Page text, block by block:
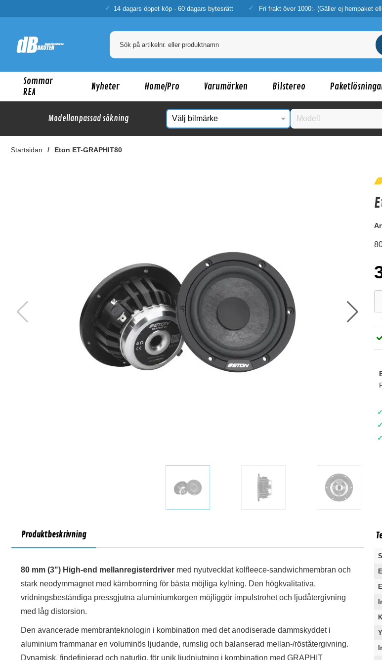
14 dagars öppet köp - 60 dagars bytesrätt Fri frakt över 1000:- (Gäller ej hempaket
Sommar
REA
Nyheter Home/Pro Varumärken Bilstereo
Modellanpassad sökning
Startsidan Eton ET-GRAPHIT80
Kanske någon av dessa produkter
DeafBonce Machete MSC-40
✓
✓
✓
Produktbeskrivning
80 mm (3") High-end mellanregisterdriver med nyutvecklat kolfleece-sandwichmembran och
stark neodymmagnet med kärnborrning för bästa möjliga kylning. Den högkvalitativa,
vridningsbeständiga pressgjutna aluminiumkorgen möjliggör impulstrohet och ljudåtergivning
med låg distorsion.
Den avancerade membranteknologin i kombination med det anodiserade dammskyddet i
aluminium frammanar en voluminös ljudande, rumslig och balanserad mellan-/röståtergivning.
Dynamisk, findefinierad och naturlig, för unik ljudnjutning i kombination med GRAPHIT